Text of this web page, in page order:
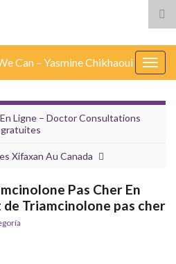
el
Can – Yasmine Chikhaoui
Ligne – Doctor Consultations
gratuites
Xifaxan Au Canada
Pas Cher En
de Triamcinolone pas cher